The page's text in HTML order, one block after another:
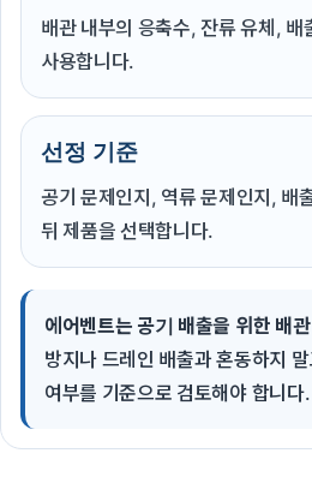
배관 내부의 응축수, 잔류 유체, 배
사용합니다.
선정 기준
공기 문제인지, 역류 문제인지, 배
뒤 제품을 선택합니다.
에어벤트는 공기 배출을 위한 배
방지나 드레인 배출과 혼동하지
여부를 기준으로 검토해야 합니다.